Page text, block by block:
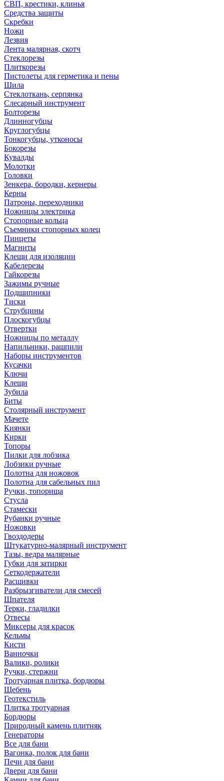
СВП, крестики, клинья
Средства защиты
Скребки
Ножи
Лезвия
Лента малярная, скотч
Стеклорезы
Плиткорезы
Пистолеты для герметика и пены
Шила
Стеклоткань, серпянка
Слесарный инструмент
Болторезы
Длинногубцы
Круглогубцы
Тонкогубцы, утконосы
Бокорезы
Кувалды
Молотки
Головки
Зенкера, бородки, кернеры
Керны
Патроны, переходники
Ножницы электрика
Стопорные кольца
Съемники стопорных колец
Пинцеты
Магниты
Клещи для изоляции
Кабелерезы
Гайкорезы
Зажимы ручные
Подшипники
Тиски
Струбцины
Плоскогубцы
Отвертки
Ножницы по металлу
Напильники, рашпили
Наборы инструментов
Кусачки
Ключи
Клещи
Зубила
Биты
Столярный инструмент
Мачете
Киянки
Кирки
Топоры
Пилки для лобзика
Лобзики ручные
Полотна для ножовок
Полотна для сабельных пил
Ручки, топорища
Стусла
Стамески
Рубанки ручные
Ножовки
Гвоздодеры
Штукатурно-малярный инструмент
Тазы, ведра малярные
Губки для затирки
Сеткодержатели
Расшивки
Разбрызгиватели для смесей
Шпателя
Терки, гладилки
Отвесы
Миксеры для красок
Кельмы
Кисти
Ванночки
Валики, ролики
Ручки, стержни
Тротуарная плитка, бордюры
Щебень
Геотекстиль
Плитка тротуарная
Бордюры
Природный камень плитняк
Генераторы
Все для бани
Вагонка, полок для бани
Печи для бани
Двери для бани